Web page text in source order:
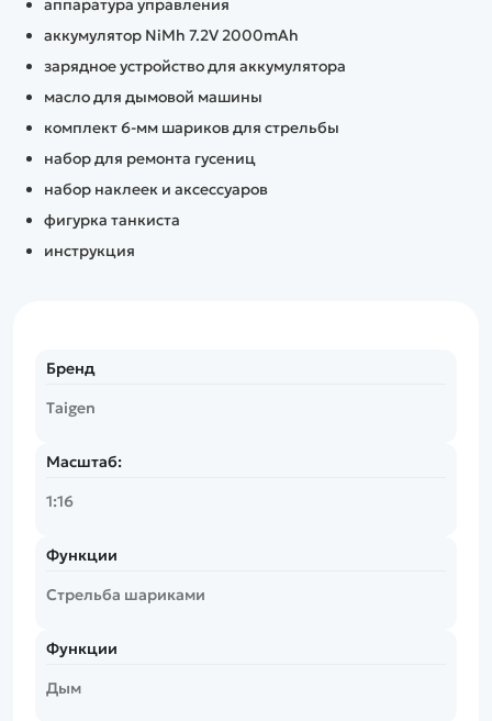
аппаратура управления
аккумулятор NiMh 7.2V 2000mAh
зарядное устройство для аккумулятора
масло для дымовой машины
комплект 6-мм шариков для стрельбы
набор для ремонта гусениц
набор наклеек и аксессуаров
фигурка танкиста
инструкция
Бренд
Taigen
Масштаб:
1:16
Функции
Стрельба шариками
Функции
Дым